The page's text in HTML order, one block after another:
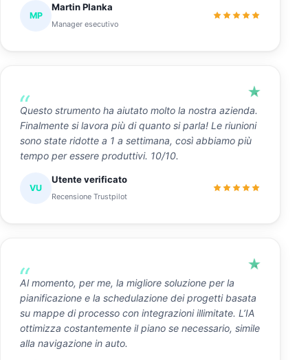
MP
Martin Planka
Manager esecutivo
Questo strumento ha aiutato molto la nostra azienda.
Finalmente si lavora più di quanto si parla! Le riunioni
sono state ridotte a 1 a settimana, così abbiamo più
tempo per essere produttivi. 10/10.
VU
Utente verificato
Recensione Trustpilot
Al momento, per me, la migliore soluzione per la
pianificazione e la schedulazione dei progetti basata
su mappe di processo con integrazioni illimitate. L’IA
ottimizza costantemente il piano se necessario, simile
alla navigazione in auto.